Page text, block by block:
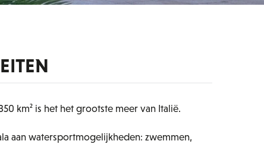
km² is het het grootste meer van Italië.
aan watersportmogelijkheden: zwemmen,